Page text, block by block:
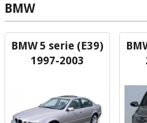
BMW
BMW 5 serie (E39)
1997-2003